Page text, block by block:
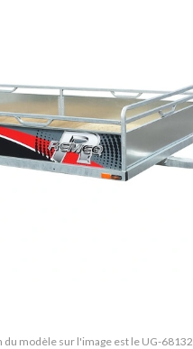
du modèle sur l'image est le UG-68132